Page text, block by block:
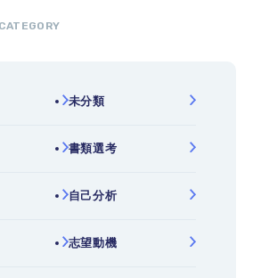
CATEGORY
未分類
書類選考
自己分析
志望動機